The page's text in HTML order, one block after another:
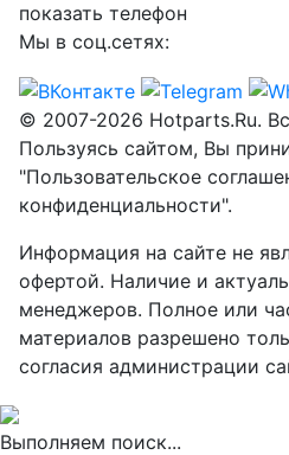
показать телефон
Мы в соц.сетях:
© 2007-2026 Hotparts.Ru.
Пользуясь сайтом, Вы
"Пользовательское
конфиденциальности".
Информация на сайте не
офертой. Наличие и
менеджеров. Полное или
материалов разрешено
согласия администрации
Выполняем поиск...